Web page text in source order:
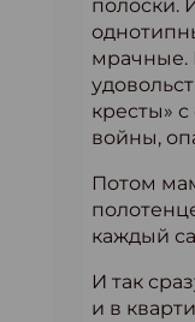
полоски.
мрачные.
кресты»
войны,
Потом
каждый
И так
и в